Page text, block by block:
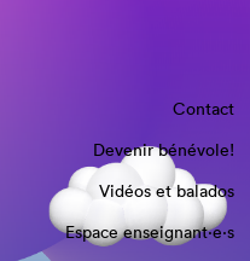
Contact
Devenir bénévole!
Vidéos et balados
Espace enseignant·e⋅s